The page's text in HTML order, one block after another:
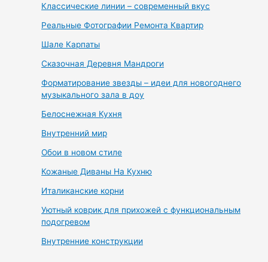
Классические линии – современный вкус
Реальные Фотографии Ремонта Квартир
Шале Карпаты
Сказочная Деревня Мандроги
Форматирование звезды – идеи для новогоднего
музыкального зала в доу
Белоснежная Кухня
Внутренний мир
Обои в новом стиле
Кожаные Диваны На Кухню
Италиканские корни
Уютный коврик для прихожей с функциональным
подогревом
Внутренние конструкции